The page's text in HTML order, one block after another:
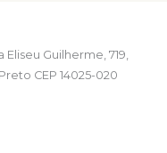
Guilherme, 719,
CEP 14025-020